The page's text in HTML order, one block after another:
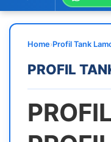
Home›Profil Tank
PROFIL